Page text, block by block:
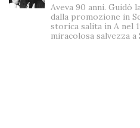
Aveva 90 anni. Guidò
dalla promozione in
storica salita in A nel
miracolosa salvezza a